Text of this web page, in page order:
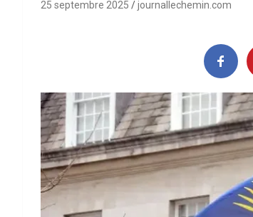
25 septembre 2025 journallechemin.com